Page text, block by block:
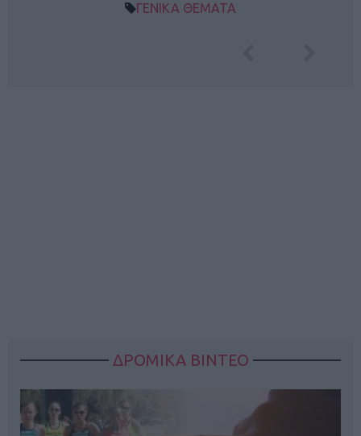
ΓΕΝΙΚΑ ΘΕΜΑΤΑ
ΔΡΟΜΙΚΑ ΒΙΝΤΕΟ